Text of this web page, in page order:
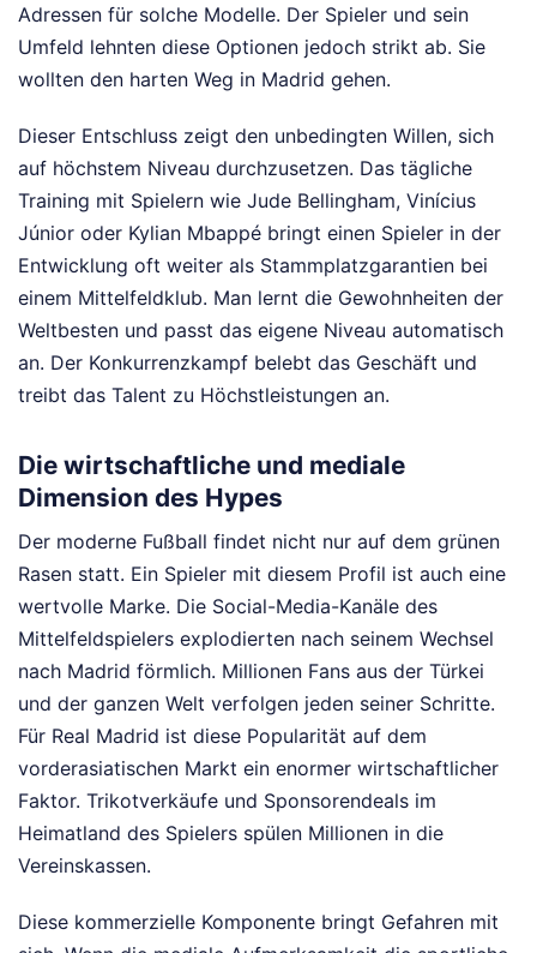
Adressen für solche Modelle. Der Spieler und sein
Umfeld lehnten diese Optionen jedoch strikt ab. Sie
wollten den harten Weg in Madrid gehen.
Dieser Entschluss zeigt den unbedingten Willen, sich
auf höchstem Niveau durchzusetzen. Das tägliche
Training mit Spielern wie Jude Bellingham, Vinícius
Júnior oder Kylian Mbappé bringt einen Spieler in der
Entwicklung oft weiter als Stammplatzgarantien bei
einem Mittelfeldklub. Man lernt die Gewohnheiten der
Weltbesten und passt das eigene Niveau automatisch
an. Der Konkurrenzkampf belebt das Geschäft und
treibt das Talent zu Höchstleistungen an.
Die wirtschaftliche und mediale
Dimension des Hypes
Der moderne Fußball findet nicht nur auf dem grünen
Rasen statt. Ein Spieler mit diesem Profil ist auch eine
wertvolle Marke. Die Social-Media-Kanäle des
Mittelfeldspielers explodierten nach seinem Wechsel
nach Madrid förmlich. Millionen Fans aus der Türkei
und der ganzen Welt verfolgen jeden seiner Schritte.
Für Real Madrid ist diese Popularität auf dem
vorderasiatischen Markt ein enormer wirtschaftlicher
Faktor. Trikotverkäufe und Sponsorendeals im
Heimatland des Spielers spülen Millionen in die
Vereinskassen.
Diese kommerzielle Komponente bringt Gefahren mit